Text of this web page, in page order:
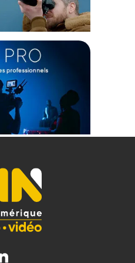
et résistante dispose de 2
système exclusif de
Nanuk, la mallette reste
que vous soyez prêt à l'ouvrir.
cette mallette est dotée du
la charnière. Grâce à cette
ouvert tant que vous en
Nanuk 935 peuvent
avec facilité et sa
ne soient endommagées
Cette mallette de transport
de décharge de
de cadre intégré pour
sans avoir à percer
étanche.
des environnements